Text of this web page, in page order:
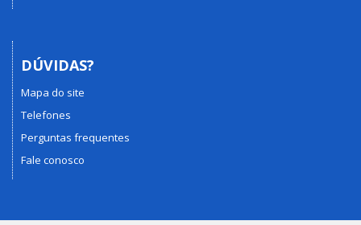
DÚVIDAS?
Mapa do site
Telefones
Perguntas frequentes
Fale conosco